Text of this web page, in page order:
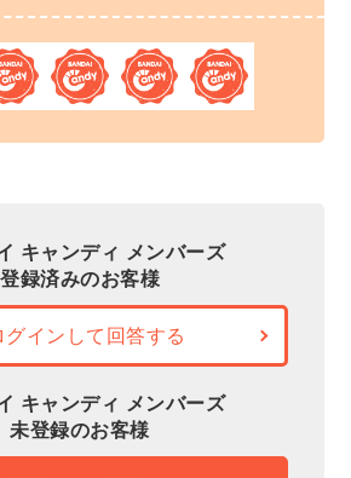
キャンディ メンバーズ
登録済みのお客様
グインして回答する
キャンディ メンバーズ
未登録のお客様